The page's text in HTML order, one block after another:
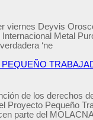
viernes Deyvis
Metal
‘ne
de los derechos
Proyecto Pequeño
parte del